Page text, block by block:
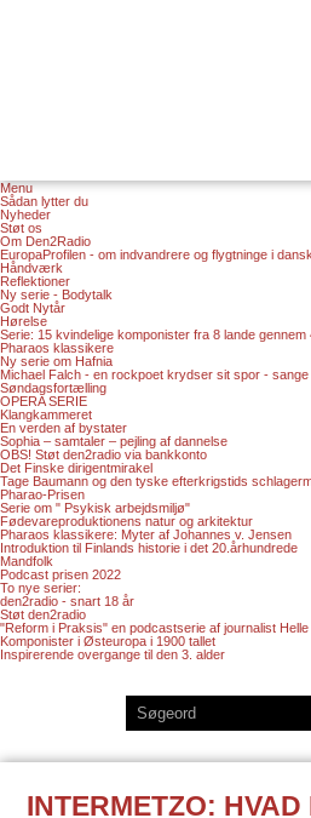
Menu
Sådan lytter du
Nyheder
Støt os
Om Den2Radio
EuropaProfilen - om indvandrere og flygtninge i
Håndværk
Reflektioner
Ny serie - Bodytalk
Godt Nytår
Hørelse
Serie: 15 kvindelige komponister fra 8 lande gennem
Pharaos klassikere
Ny serie om Hafnia
Michael Falch - en rockpoet krydser sit spor -
Søndagsfortælling
OPERA SERIE
Klangkammeret
En verden af bystater
Sophia – samtaler – pejling af dannelse
OBS! Støt den2radio via bankkonto
Det Finske dirigentmirakel
Tage Baumann og den tyske efterkrigstids
Pharao-Prisen
Serie om " Psykisk arbejdsmiljø"
Fødevareproduktionens natur og arkitektur
Pharaos klassikere: Myter af Johannes v. Jensen
Introduktion til Finlands historie i det 20.århundrede
Mandfolk
Podcast prisen 2022
To nye serier:
den2radio - snart 18 år
Støt den2radio
"Reform i Praksis" en podcastserie af journalist
Komponister i Østeuropa i 1900 tallet
Inspirerende overgange til den 3. alder
INTERMETZO: HVAD